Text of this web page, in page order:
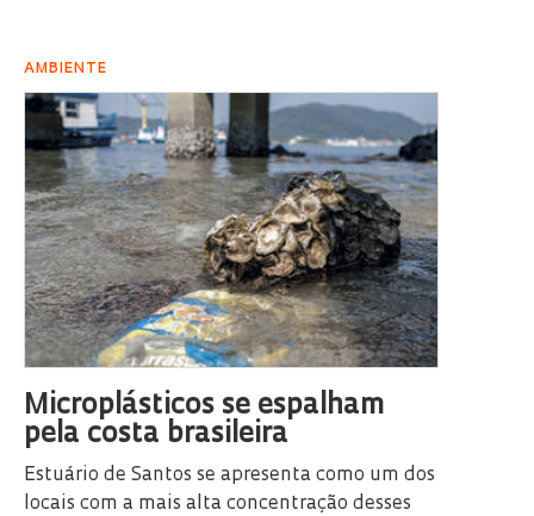
AMBIENTE
Microplásticos se espalham
pela costa brasileira
Estuário de Santos se apresenta como um dos
locais com a mais alta concentração desses